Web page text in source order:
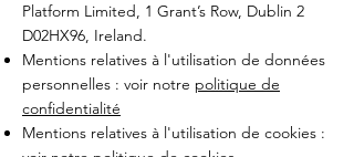
Platform Limited, 1 Grant’s Row, Dublin 2
D02HX96, Ireland.
Mentions relatives à l'utilisation de données
personnelles : voir notre politique de
confidentialité
Mentions relatives à l'utilisation de cookies :